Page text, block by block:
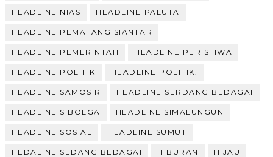
HEADLINE NIAS HEADLINE PALUTA
HEADLINE PEMATANG SIANTAR
HEADLINE PEMERINTAH HEADLINE PERISTIWA
HEADLINE POLITIK HEADLINE POLITIK.
HEADLINE SAMOSIR HEADLINE SERDANG BEDAGAI
HEADLINE SIBOLGA HEADLINE SIMALUNGUN
HEADLINE SOSIAL HEADLINE SUMUT
HEDALINE SEDANG BEDAGAI HIBURAN HIJAU